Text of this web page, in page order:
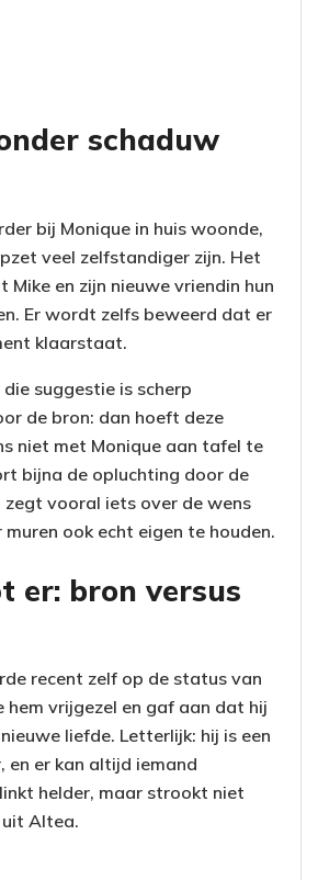
schaduw
bij Monique in huis woonde,
veel zelfstandiger zijn. Het
en zijn nieuwe vriendin hun
Er wordt zelfs beweerd dat er
klaarstaat.
suggestie is scherp
de bron: dan hoeft deze
niet met Monique aan tafel te
bijna de opluchting door de
zegt vooral iets over de wens
muren ook echt eigen te houden.
er: bron versus
recent zelf op de status van
hem vrijgezel en gaf aan dat hij
liefde. Letterlijk: hij is een
en er kan altijd iemand
helder, maar strookt niet
Altea.